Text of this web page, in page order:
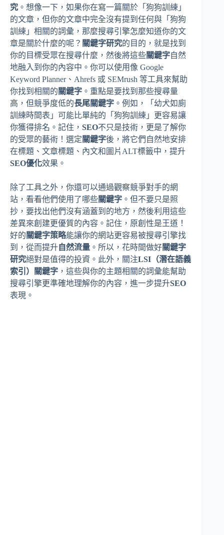
究 。想像一下，如果你在寫一篇關於「狗狗訓練」
的文章，但你的文章中完全沒有提到任何與「狗狗
訓練」相關的詞彙，那麼搜尋引擎怎麼知道你的文
章是關於什麼的呢？ 關鍵字研究的目的，就是找到
你的目標受眾在搜尋什麼，然後將這些關鍵字自然
地融入到你的內容中。你可以使用像 Google
Keyword Planner、Ahrefs 或 SEMrush 等工具來幫助
你找到相關的 關鍵字 。重點是要找到那些搜尋量
高，但競爭度低的長尾關鍵字 。例如，「幼犬如廁
訓練時間表」可能比單純的「狗狗訓練」更容易讓
你獲得排名。記住， SEO不只是技術，更是了解你
的受眾的藝術！選定 關鍵字後，將它們自然地安排
在標題、文章標題、內文和圖片ALT標籤中，提升
SEO優化效果。
除了工具之外，你還可以通過觀察競爭對手的網
站，看看他們使用了哪些關鍵字 。但不要只是照
抄，要找出他們沒有涵蓋到的地方，然後利用這些
差異來創建更優質的內容。記住，原創性是王道！
好的 關鍵字策略能讓你的網站更容易被搜尋引擎找
到，從而提升自然流量 。所以，花時間做好關鍵字
研究絕對是值得的投資。此外，關注LSI（潛在語義
索引）關鍵字 ，這些與你的主題相關的詞彙能幫助
搜尋引擎更準確地理解你的內容，進一步提升SEO
表現。